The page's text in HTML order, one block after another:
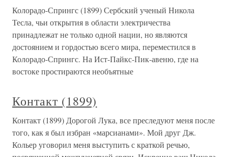
Колорадо-Спрингс (1899) Сербский ученый Никола
Тесла, чьи открытия в области электричества
принадлежат не только одной нации, но являются
достоянием и гордостью всего мира, переместился в
Колорадо-Спрингс. На Ист-Пайкс-Пик-авеню, где на
востоке простираются необъятные
Контакт (1899)
Контакт (1899) Дорогой Лука, все преследуют меня после
того, как я был избран «марсианами». Мой друг Дж.
Кольер уговорил меня выступить с краткой речью,